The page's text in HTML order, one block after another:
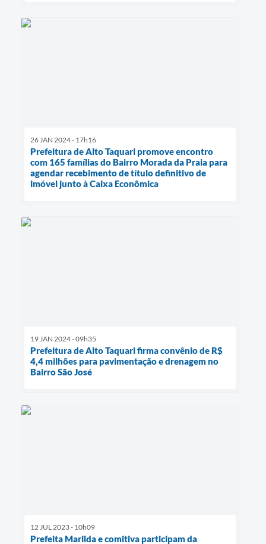
26 JAN 2024 - 17h16
Prefeitura de Alto Taquari promove encontro
com 165 famílias do Bairro Morada da Praia para
agendar recebimento de título definitivo de
imóvel junto à Caixa Econômica
19 JAN 2024 - 09h35
Prefeitura de Alto Taquari firma convênio de R$
4,4 milhões para pavimentação e drenagem no
Bairro São José
12 JUL 2023 - 10h09
Prefeita Marilda e comitiva participam da